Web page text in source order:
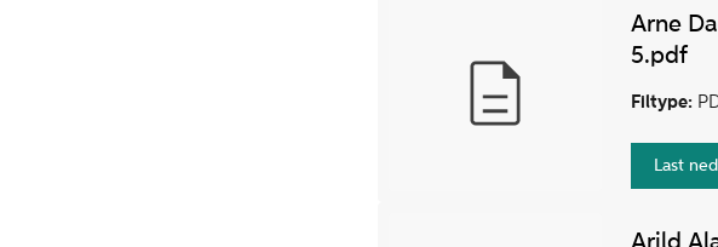
Arne
5.pdf
Filtype:
Last ned